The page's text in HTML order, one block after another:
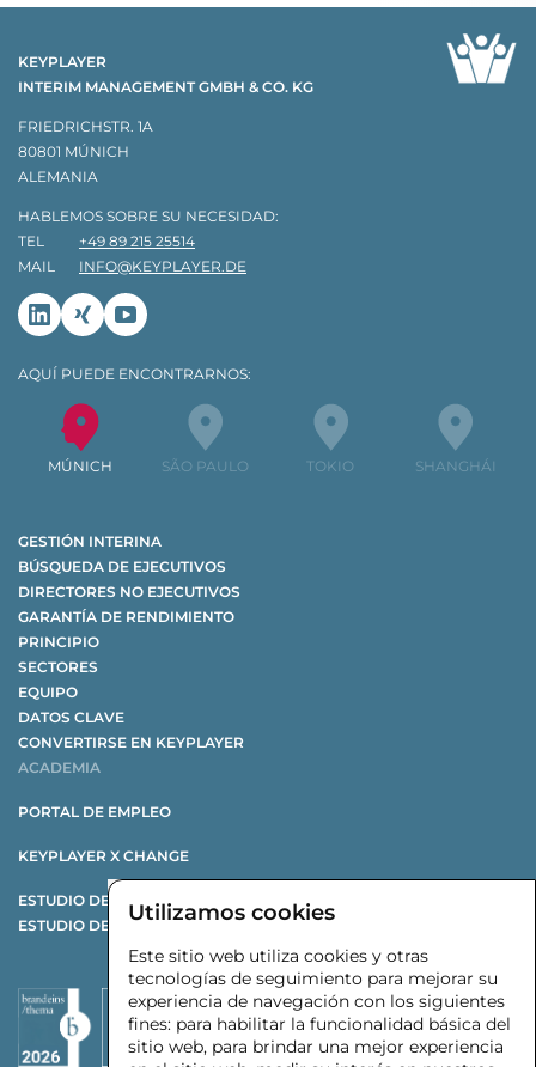
Utilizamos cookies
Este sitio web utiliza cookies y otras
tecnologías de seguimiento para mejorar su
experiencia de navegación con los siguientes
fines: para habilitar la funcionalidad básica del
sitio web, para brindar una mejor experiencia
KEYPLAYER
INTERIM MANAGEMENT GMBH & CO. KG
FRIEDRICHSTR. 1A
80801 MÚNICH
ALEMANIA
HABLEMOS SOBRE SU NECESIDAD:
TEL
+49 89 215 25514
MAIL
INFO@KEYPLAYER.DE
Linkedin
Xing Youtube
AQUÍ PUEDE ENCONTRARNOS:
MÚNICH SÃO PAULO TOKIO SHANGHÁI
GESTIÓN INTERINA
BÚSQUEDA DE EJECUTIVOS
DIRECTORES NO EJECUTIVOS
GARANTÍA DE RENDIMIENTO
PRINCIPIO
SECTORES
EQUIPO
DATOS CLAVE
CONVERTIRSE EN KEYPLAYER
ACADEMIA
PORTAL DE EMPLEO
KEYPLAYER X CHANGE
ESTUDIO DE REESTRUCTURACIÓN
ESTUDIO DE PROVEEDORES DE AUTOMOCIÓN